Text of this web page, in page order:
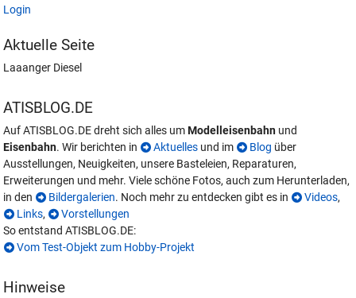
Login
Aktuelle Seite
Laaanger Diesel
ATISBLOG.DE
Auf ATISBLOG.DE dreht sich alles umModelleisenbahn und
Eisenbahn. Wir berichten in Aktuelles und im Blog über
Ausstellungen, Neuigkeiten, unsere Basteleien, Reparaturen,
Erweiterungen und mehr. Viele schöne Fotos, auch zum Herunterladen,
in den
Bildergalerien. Noch mehr zu entdecken gibt es in Videos,
Links,
Vorstellungen
So entstand ATISBLOG.DE:
Vom Test-Objekt zum Hobby-Projekt
Hinweise